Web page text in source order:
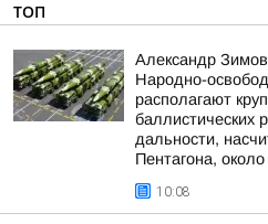
ТОП
Александр
Народно-
располагают
баллистических
дальности,
Пентагона,
10:08